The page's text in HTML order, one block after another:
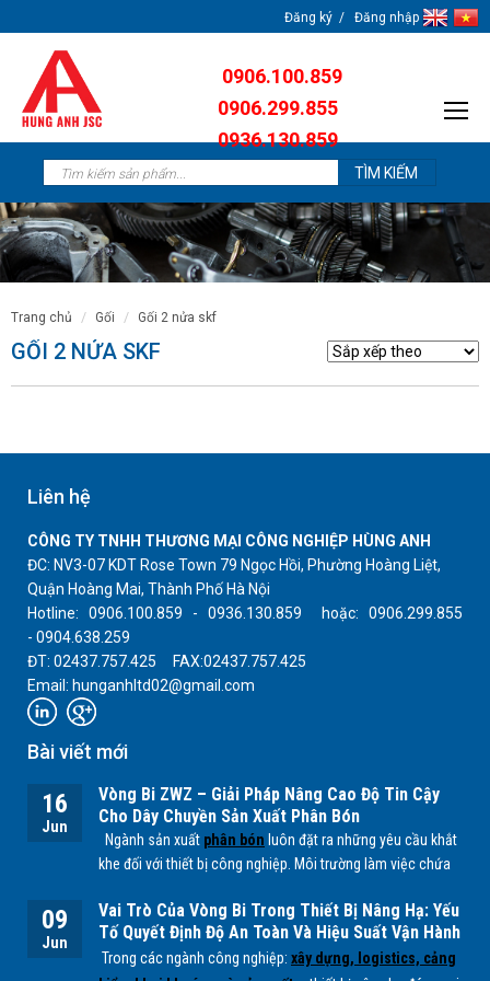
Đăng ký Đăng nhập
0906.100.859
0906.299.855
0936.130.859
trang chủ gối gối 2 nửa skf
GỐI 2 NỬA SKF
Liên hệ
CÔNG TY TNHH THƯƠNG MẠI CÔNG NGHIỆP HÙNG ANH
ĐC: NV3-07 KDT Rose Town 79 Ngọc Hồi, Phường Hoàng Liệt,
Quận Hoàng Mai, Thành Phố Hà Nội
Hotline: 0906.100.859 - 0936.130.859 hoặc: 0906.299.855
- 0904.638.259
ĐT: 02437.757.425 FAX:02437.757.425
Email: hunganhltd02@gmail.com
Bài viết mới
16
Jun
Vòng Bi ZWZ – Giải Pháp Nâng Cao Độ Tin Cậy
Cho Dây Chuyền Sản Xuất Phân Bón
Ngành sản xuất phân bón luôn đặt ra những yêu cầu khắt
khe đối với thiết bị công nghiệp. Môi trường làm việc chứa
quá trình sản xuấtNPK, lân, đạm
... có thể ảnh hưởng trực
tiếp đến tuổi thọ của các bộ phận cơ khí, đặc biệt làvòng
bi.
09
Jun
Vai Trò Của Vòng Bi Trong Thiết Bị Nâng Hạ: Yếu
Tố Quyết Định Độ An Toàn Và Hiệu Suất Vận Hành
Trong các ngành công nghiệp: xây dựng, logistics, cảng